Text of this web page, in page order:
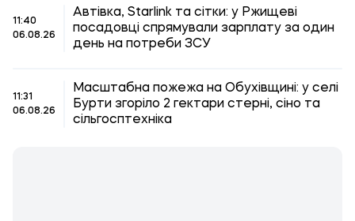
11:40
06.08.26
Автівка, Starlink та сітки: у Ржищеві
посадовці спрямували зарплату за один
день на потреби ЗСУ
11:31
06.08.26
Масштабна пожежа на Обухівщині: у селі
Бурти згоріло 2 гектари стерні, сіно та
сільгосптехніка